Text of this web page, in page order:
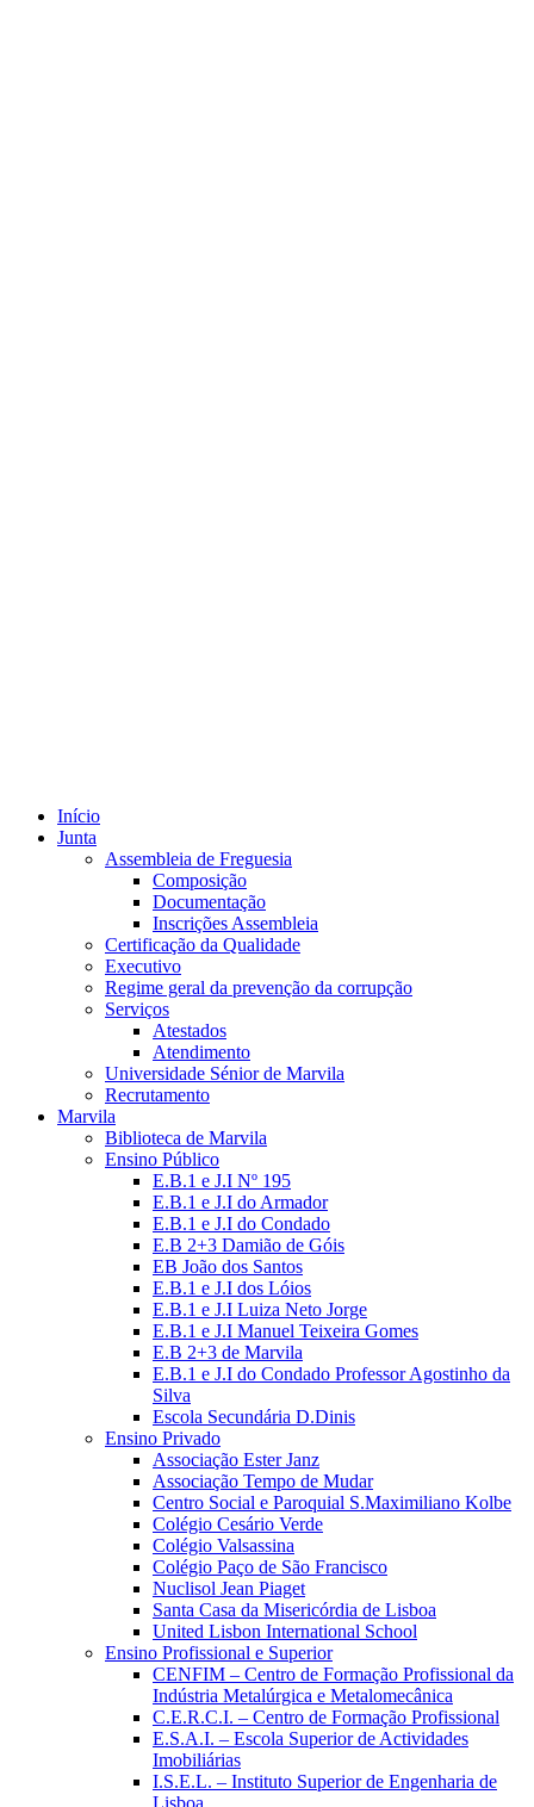
Início
Junta
Assembleia de Freguesia
Composição
Documentação
Inscrições Assembleia
Certificação da Qualidade
Executivo
Regime geral da prevenção da corrupção
Serviços
Atestados
Atendimento
Universidade Sénior de Marvila
Recrutamento
Marvila
Biblioteca de Marvila
Ensino Público
E.B.1 e J.I Nº 195
E.B.1 e J.I do Armador
E.B.1 e J.I do Condado
E.B 2+3 Damião de Góis
EB João dos Santos
E.B.1 e J.I dos Lóios
E.B.1 e J.I Luiza Neto Jorge
E.B.1 e J.I Manuel Teixeira Gomes
E.B 2+3 de Marvila
E.B.1 e J.I do Condado Professor Agostinho da
Silva
Escola Secundária D.Dinis
Ensino Privado
Associação Ester Janz
Associação Tempo de Mudar
Centro Social e Paroquial S.Maximiliano Kolbe
Colégio Cesário Verde
Colégio Valsassina
Colégio Paço de São Francisco
Nuclisol Jean Piaget
Santa Casa da Misericórdia de Lisboa
United Lisbon International School
Ensino Profissional e Superior
CENFIM – Centro de Formação Profissional da
Indústria Metalúrgica e Metalomecânica
C.E.R.C.I. – Centro de Formação Profissional
E.S.A.I. – Escola Superior de Actividades
Imobiliárias
I.S.E.L. – Instituto Superior de Engenharia de
Lisboa